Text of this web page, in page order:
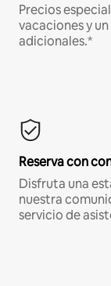
Precios
vacaciones y
adicionales.*
Reserva con
Disfruta una
nuestra
servicio de